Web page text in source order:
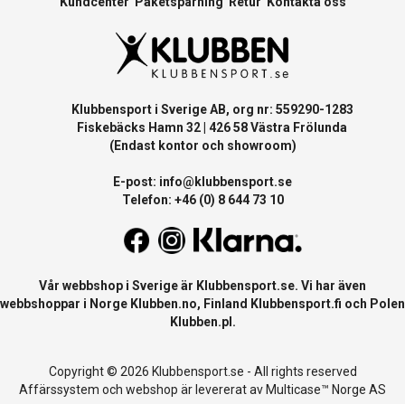
Klubbensport i Sverige AB, org nr: 559290-1283
Fiskebäcks Hamn 32 | 426 58 Västra Frölunda
(Endast kontor och showroom)
E-post: info@klubbensport.se
Telefon: +46 (0) 8 644 73 10
Vår webbshop i Sverige är Klubbensport.se. Vi har även
webbshoppar i Norge Klubben.no, Finland Klubbensport.fi och Polen
Klubben.pl.
Copyright © 2026 Klubbensport.se - All rights reserved
Affärssystem och webshop är levererat avMulticase™ Norge AS